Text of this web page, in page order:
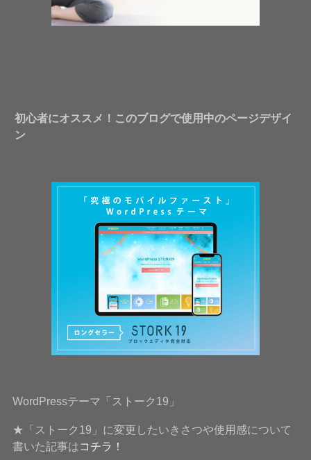
初心者にオススメ！このブログで使用中のページデザイ
ン
WordPressテーマ「ストーク19」
★「ストーク19」に変更したいきさつや使用感について
書いた記事はコチラ！